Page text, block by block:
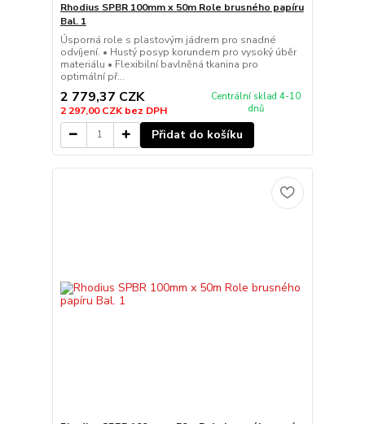
Rhodius SPBR 100mm x 50m Role brusného papíru
Bal. 1
Úsporná role s plastovým jádrem pro snadné
odvíjení. • Hustý posyp korundem pro vysoký úběr
materiálu • Flexibilní bavlněná tkanina pro
optimální př...
2 779,37 CZK
2 297,00 CZKbez DPH
Centrální sklad 4-10
dnů
Přidat do košíku